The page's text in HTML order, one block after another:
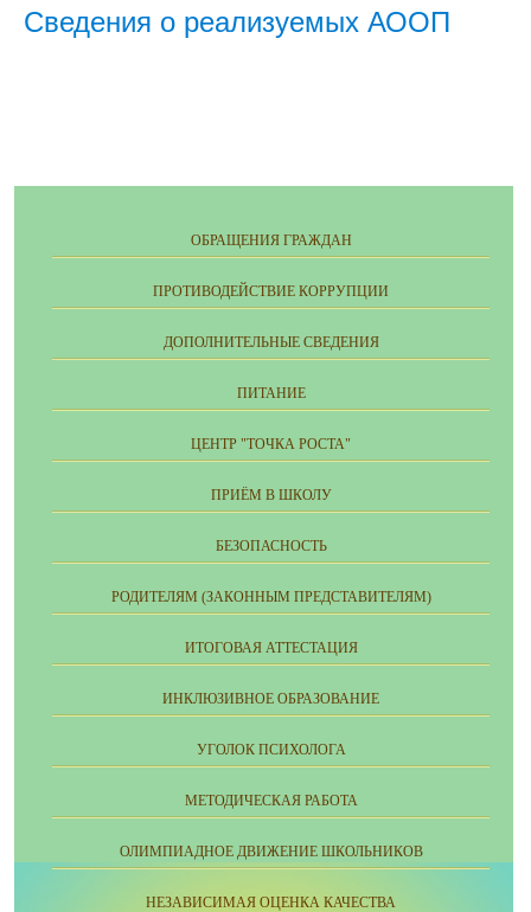
Сведения о реализуемых АООП
ОБРАЩЕНИЯ ГРАЖДАН
ПРОТИВОДЕЙСТВИЕ КОРРУПЦИИ
ДОПОЛНИТЕЛЬНЫЕ СВЕДЕНИЯ
ПИТАНИЕ
ЦЕНТР "ТОЧКА РОСТА"
ПРИЁМ В ШКОЛУ
БЕЗОПАСНОСТЬ
РОДИТЕЛЯМ (ЗАКОННЫМ ПРЕДСТАВИТЕЛЯМ)
ИТОГОВАЯ АТТЕСТАЦИЯ
ИНКЛЮЗИВНОЕ ОБРАЗОВАНИЕ
УГОЛОК ПСИХОЛОГА
МЕТОДИЧЕСКАЯ РАБОТА
ОЛИМПИАДНОЕ ДВИЖЕНИЕ ШКОЛЬНИКОВ
НЕЗАВИСИМАЯ ОЦЕНКА КАЧЕСТВА